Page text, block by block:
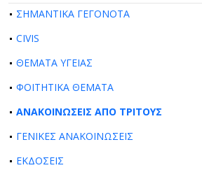
ΣΗΜΑΝΤΙΚΑ ΓΕΓΟΝΟΤΑ
CIVIS
ΘΕΜΑΤΑ ΥΓΕΙΑΣ
ΦΟΙΤΗΤΙΚΑ ΘΕΜΑΤΑ
ΑΝΑΚΟΙΝΩΣΕΙΣ ΑΠΟ ΤΡΙΤΟΥΣ
ΓΕΝΙΚΕΣ ΑΝΑΚΟΙΝΩΣΕΙΣ
ΕΚΔΟΣΕΙΣ